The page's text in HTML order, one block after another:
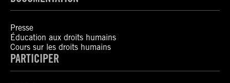
Presse
Éducation aux droits humains
Cours sur les droits humains
PARTICIPER